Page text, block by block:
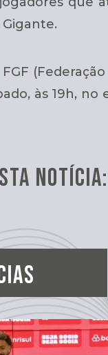
Gigante.
às 19h, no
NOTÍCIA: